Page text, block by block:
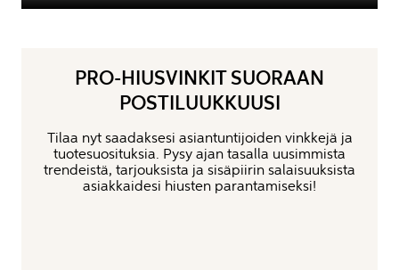
PRO-HIUSVINKIT SUORAAN
POSTILUUKKUUSI
Tilaa nyt saadaksesi asiantuntijoiden vinkkejä ja
tuotesuosituksia. Pysy ajan tasalla uusimmista
trendeistä, tarjouksista ja sisäpiirin salaisuuksista
asiakkaidesi hiusten parantamiseksi!